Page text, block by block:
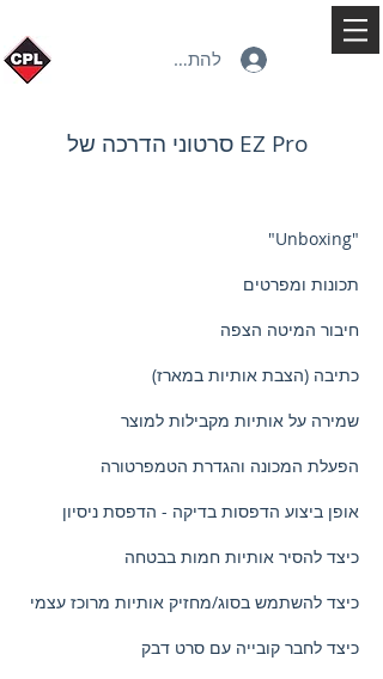
להתחברות
סרטוני הדרכה של EZ Pro
"Unboxing"
תכונות ומפרטים
חיבור המיטה הצפה
כתיבה (הצבת אותיות במארז)
שמירה על אותיות מקבילות למוצר
הפעלת המכונה והגדרת הטמפרטורה
אופן ביצוע הדפסות בדיקה - הדפסת ניסיון
כיצד להסיר אותיות חמות בבטחה
כיצד להשתמש בסוג/מחזיק אותיות מרוכז עצמי
כיצד לחבר קובייה עם סרט דבק